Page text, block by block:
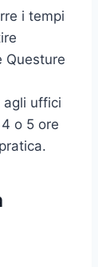
i tempi
Questure
agli uffici
o 5 ore